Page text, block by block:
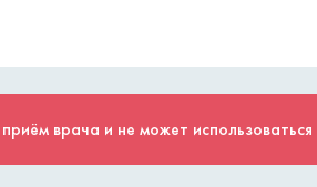
врача и не может использоваться